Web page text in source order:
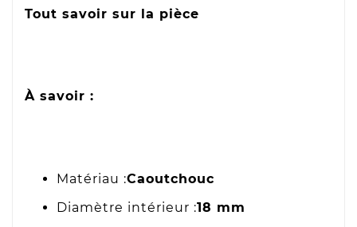
Tout savoir sur la pièce
À savoir :
Matériau :Caoutchouc
Diamètre intérieur :18 mm